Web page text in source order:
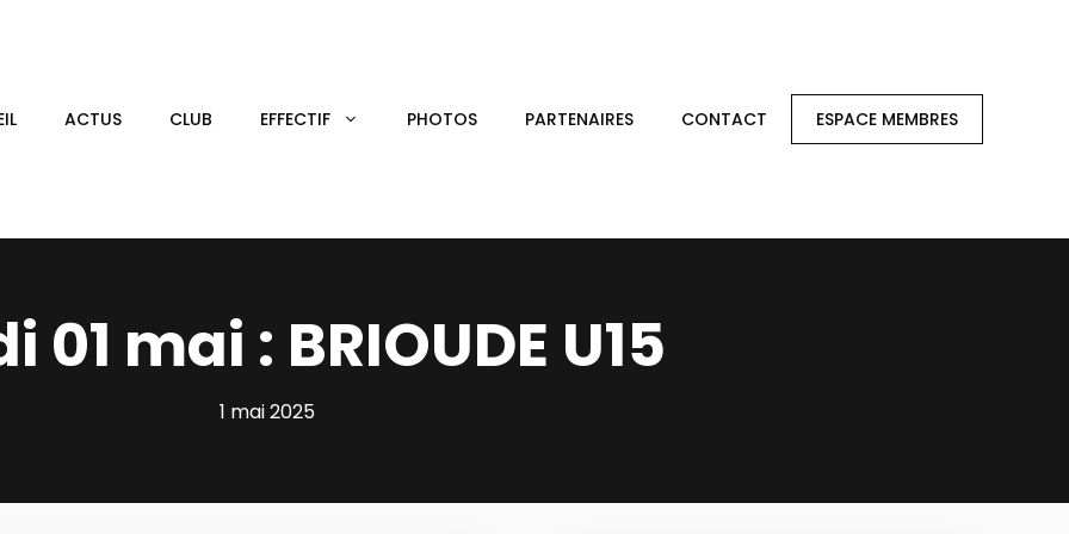
ACTUS CLUB EFFECTIF PHOTOS PARTENAIRES CONTACT ESPACE MEMBRES
01 mai : BRIOUDE U15
1 mai 2025